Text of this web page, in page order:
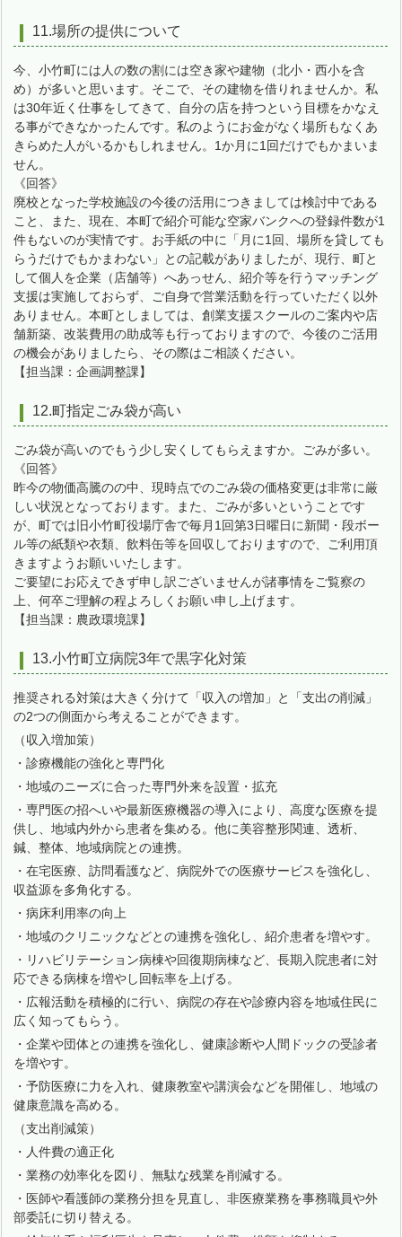
11.場所の提供について
今、小竹町には人の数の割には空き家や建物（北小・西小を含
め）が多いと思います。そこで、その建物を借りれませんか。私
は30年近く仕事をしてきて、自分の店を持つという目標をかなえ
る事ができなかったんです。私のようにお金がなく場所もなくあ
きらめた人がいるかもしれません。1か月に1回だけでもかまいま
せん。
《回答》
廃校となった学校施設の今後の活用につきましては検討中である
こと、また、現在、本町で紹介可能な空家バンクへの登録件数が1
件もないのが実情です。お手紙の中に「月に1回、場所を貸しても
らうだけでもかまわない」との記載がありましたが、現行、町と
して個人を企業（店舗等）へあっせん、紹介等を行うマッチング
支援は実施しておらず、ご自身で営業活動を行っていただく以外
ありません。本町としましては、創業支援スクールのご案内や店
舗新築、改装費用の助成等も行っておりますので、今後のご活用
の機会がありましたら、その際はご相談ください。
【担当課：企画調整課】
12.町指定ごみ袋が高い
ごみ袋が高いのでもう少し安くしてもらえますか。ごみが多い。
《回答》
昨今の物価高騰のの中、現時点でのごみ袋の価格変更は非常に厳
しい状況となっております。また、ごみが多いということです
が、町では旧小竹町役場庁舎で毎月1回第3日曜日に新聞・段ボー
ル等の紙類や衣類、飲料缶等を回収しておりますので、ご利用頂
きますようお願いいたします。
ご要望にお応えできず申し訳ございませんが諸事情をご覧察の
上、何卒ご理解の程よろしくお願い申し上げます。
【担当課：農政環境課】
13.小竹町立病院3年で黒字化対策
推奨される対策は大きく分けて「収入の増加」と「支出の削減」
の2つの側面から考えることができます。
（収入増加策）
・診療機能の強化と専門化
・地域のニーズに合った専門外来を設置・拡充
・専門医の招へいや最新医療機器の導入により、高度な医療を提
供し、地域内外から患者を集める。他に美容整形関連、透析、
鍼、整体、地域病院との連携。
・在宅医療、訪問看護など、病院外での医療サービスを強化し、
収益源を多角化する。
・病床利用率の向上
・地域のクリニックなどとの連携を強化し、紹介患者を増やす。
・リハビリテーション病棟や回復期病棟など、長期入院患者に対
応できる病棟を増やし回転率を上げる。
・広報活動を積極的に行い、病院の存在や診療内容を地域住民に
広く知ってもらう。
・企業や団体との連携を強化し、健康診断や人間ドックの受診者
を増やす。
・予防医療に力を入れ、健康教室や講演会などを開催し、地域の
健康意識を高める。
（支出削減策）
・人件費の適正化
・業務の効率化を図り、無駄な残業を削減する。
・医師や看護師の業務分担を見直し、非医療業務を事務職員や外
部委託に切り替える。